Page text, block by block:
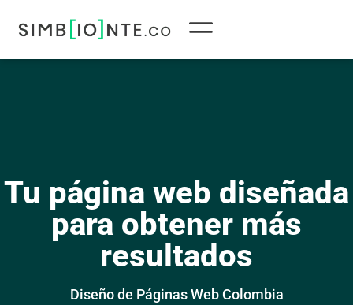
contenido
Tu página web diseñada
para obtener más
resultados
Diseño de Páginas Web Colombia